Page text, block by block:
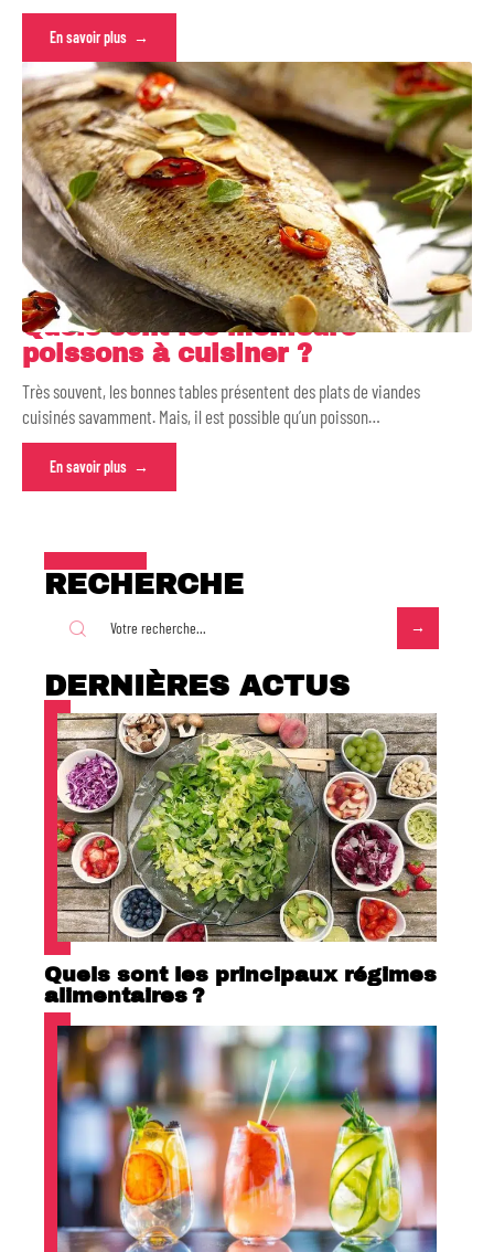
En savoir plus
Quels sont les meilleurs
poissons à cuisiner ?
Très souvent, les bonnes tables présentent des plats de viandes
cuisinés savamment. Mais, il est possible qu’un poisson…
En savoir plus
RECHERCHE
DERNIÈRES ACTUS
Quels sont les principaux régimes
alimentaires ?